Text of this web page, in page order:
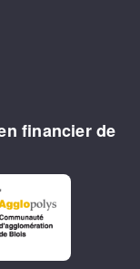
financier de